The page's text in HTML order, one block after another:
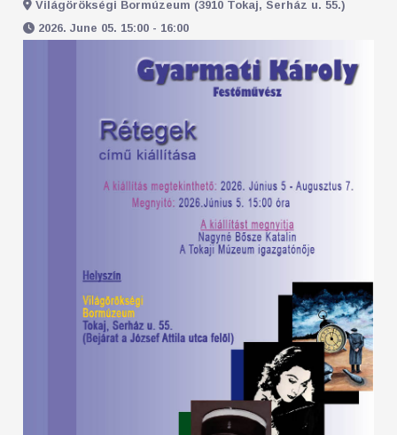
Világörökségi Bormúzeum (3910 Tokaj, Serház u. 55.)
2026. June 05. 15:00 - 16:00